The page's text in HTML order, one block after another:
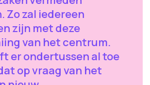
Zo zal iedereen
zijn met deze
van het centrum.
er ondertussen al toe
op vraag van het